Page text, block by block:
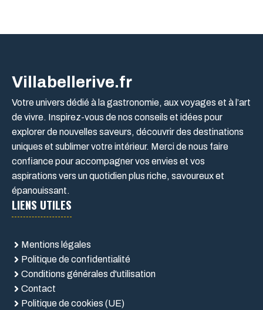
Villabellerive.fr
Votre univers dédié à la gastronomie, aux voyages et à l’art
de vivre. Inspirez-vous de nos conseils et idées pour
explorer de nouvelles saveurs, découvrir des destinations
uniques et sublimer votre intérieur. Merci de nous faire
confiance pour accompagner vos envies et vos
aspirations vers un quotidien plus riche, savoureux et
épanouissant.
LIENS UTILES
Mentions légales
Politique de confidentialité
Conditions générales d'utilisation
Contact
Politique de cookies (UE)